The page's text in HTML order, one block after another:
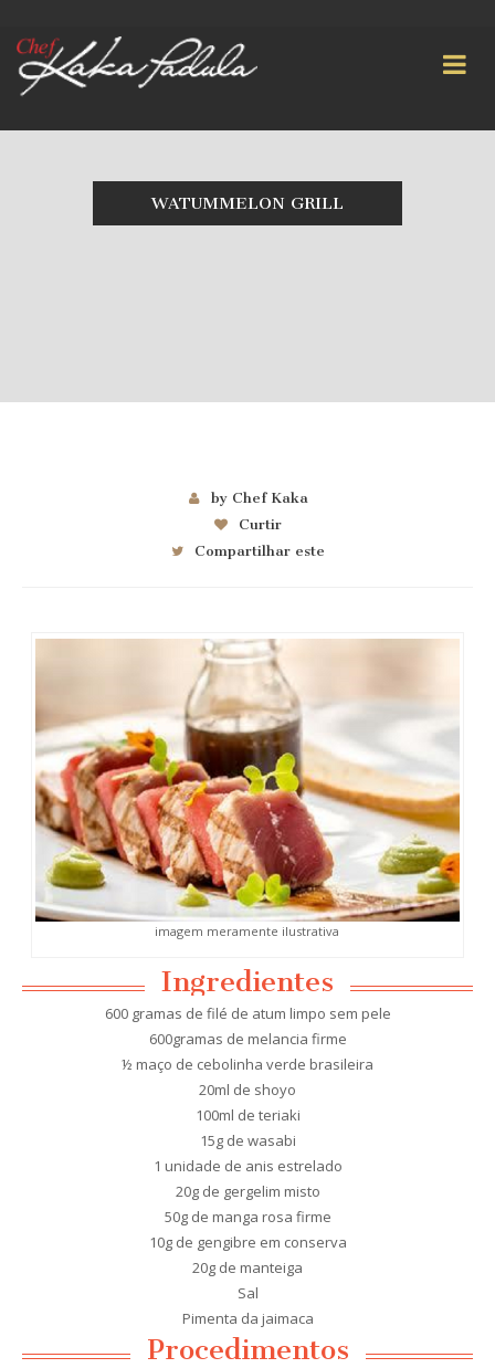
WATUMMELON GRILL
by Chef Kaka
Curtir
Compartilhar este
imagem meramente ilustrativa
Ingredientes
600 gramas de filé de atum limpo sem pele
600gramas de melancia firme
½ maço de cebolinha verde brasileira
20ml de shoyo
100ml de teriaki
15g de wasabi
1 unidade de anis estrelado
20g de gergelim misto
50g de manga rosa firme
10g de gengibre em conserva
20g de manteiga
Sal
Pimenta da jaimaca
Procedimentos